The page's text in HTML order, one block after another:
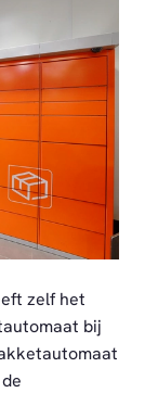
zelf het
bij